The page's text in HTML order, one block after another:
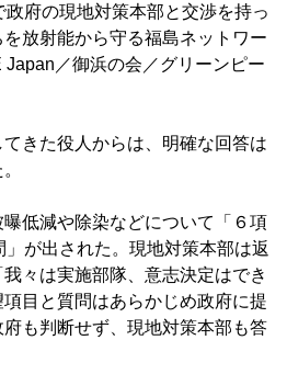
府の現地対策本部と交渉を持っ
放射能から守る福島ネットワー
／御浜の会／グリーンピー
きた役人からは、明確な回答は
低減や除染などについて「６項
が出された。現地対策本部は返
々は実施部隊、意志決定はでき
目と質問はあらかじめ政府に提
も判断せず、現地対策本部も答